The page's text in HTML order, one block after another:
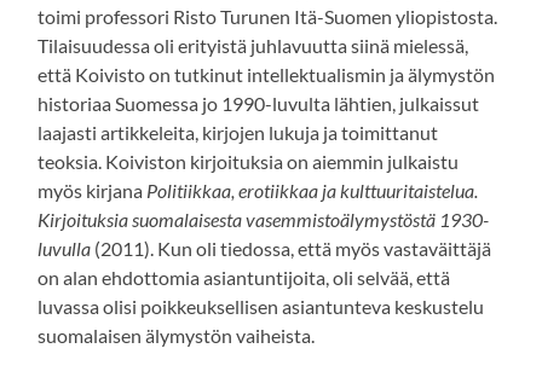
toimi professori Risto Turunen Itä-Suomen yliopistosta.
Tilaisuudessa oli erityistä juhlavuutta siinä mielessä,
että Koivisto on tutkinut intellektualismin ja älymystön
historiaa Suomessa jo 1990-luvulta lähtien, julkaissut
laajasti artikkeleita, kirjojen lukuja ja toimittanut
teoksia. Koiviston kirjoituksia on aiemmin julkaistu
myös kirjana Politiikkaa, erotiikkaa ja kulttuuritaistelua.
Kirjoituksia suomalaisesta vasemmistoälymystöstä 1930-
luvulla (2011). Kun oli tiedossa, että myös vastaväittäjä
on alan ehdottomia asiantuntijoita, oli selvää, että
luvassa olisi poikkeuksellisen asiantunteva keskustelu
suomalaisen älymystön vaiheista.